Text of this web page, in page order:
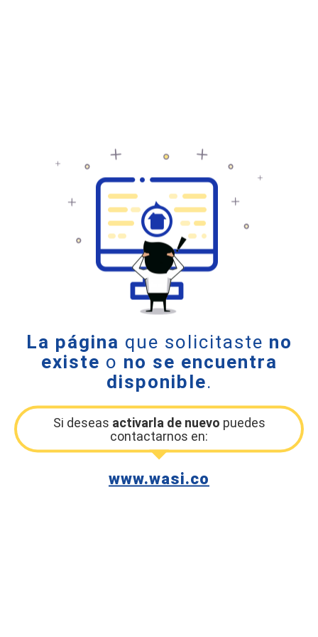
La página que solicitaste no
existe o no se encuentra
disponible.
Si deseas activarla de nuevo puedes
contactarnos en:
www.wasi.co